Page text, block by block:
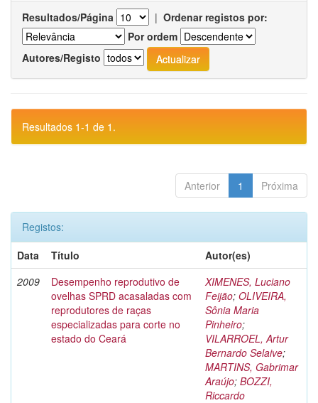
Resultados/Página | Ordenar registos por:
Por ordem
Autores/Registo
Resultados 1-1 de 1.
Anterior 1 Próxima
Registos:
Data
Título
Autor(es)
2009
Desempenho reprodutivo de
ovelhas SPRD acasaladas com
reprodutores de raças
especializadas para corte no
estado do Ceará
XIMENES, Luciano
Feijão; OLIVEIRA,
Sônia Maria
Pinheiro;
VILARROEL, Artur
Bernardo Selaive;
MARTINS, Gabrimar
Araújo; BOZZI,
Riccardo